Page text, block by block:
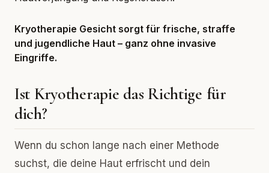
Kryotherapie Gesicht sorgt für frische, straffe
und jugendliche Haut – ganz ohne invasive
Eingriffe.
Ist Kryotherapie das Richtige für
dich?
Wenn du schon lange nach einer Methode
suchst, die deine Haut erfrischt und dein